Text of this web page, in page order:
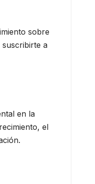
sobre
suscribirte a
en la
el